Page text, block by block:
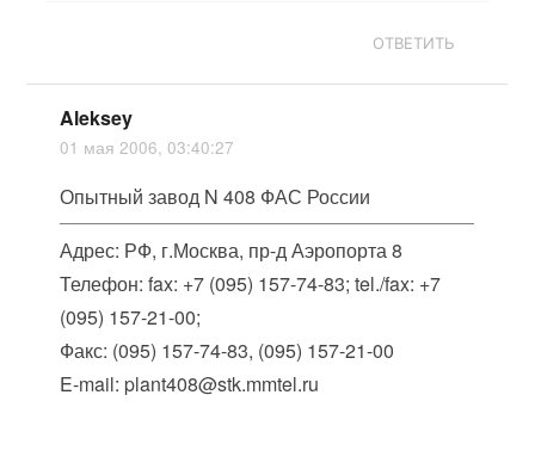
ОТВЕТИТЬ
Aleksey
01 мая 2006, 03:40:27
Опытный завод N 408 ФАС России
Адрес: РФ, г.Москва, пр-д Аэропорта 8
Телефон: fax: +7 (095) 157-74-83; tel./fax: +7
(095) 157-21-00;
Факс: (095) 157-74-83, (095) 157-21-00
E-mail: plant408@stk.mmtel.ru